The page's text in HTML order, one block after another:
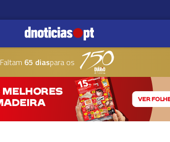
Faltam 65 diaspara os